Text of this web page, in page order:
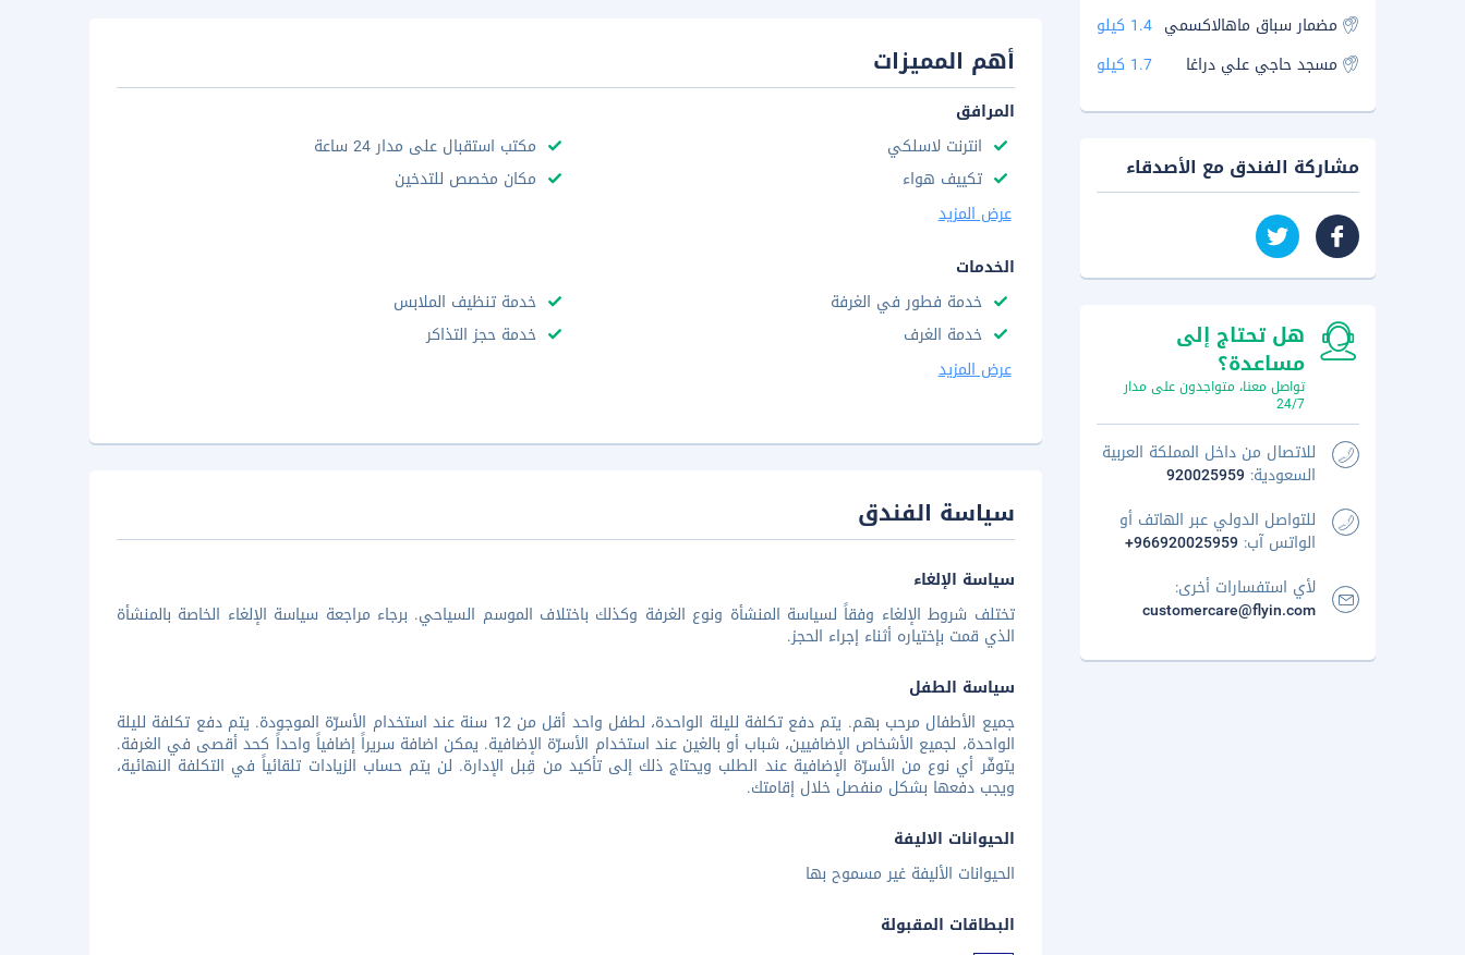
أهم المميزات
المرافق
انترنت لاسلكي
مكتب استقبال على مدار 24 ساعة
تكييف هواء
مكان مخصص للتدخين
عرض المزيد
الخدمات
خدمة فطور في الغرفة
خدمة تنظيف الملابس
خدمة الغرف
خدمة حجز التذاكر
عرض المزيد
سياسة الفندق
سياسة الإلغاء
تختلف شروط الإلغاء وفقاً لسياسة المنشأة ونوع الغرفة وكذلك باختلاف الموسم السياحي. برجاء مراجعة سياسة الإلغاء الخاصة بالمنشأة
الذي قمت بإختياره أثناء إجراء الحجز.
سياسة الطفل
جميع الأطفال مرحب بهم. يتم دفع تكلفة لليلة الواحدة، لطفل واحد أقل من 12 سنة عند استخدام الأسرّة الموجودة. يتم دفع تكلفة لليلة
الواحدة، لجميع الأشخاص الإضافيين، شباب أو بالغين عند استخدام الأسرّة الإضافية. يمكن اضافة سريراً إضافياً واحداً كحد أقصى في الغرفة.
يتوفّر أي نوع من الأسرّة الإضافية عند الطلب ويحتاج ذلك إلى تأكيد من قِبل الإدارة. لن يتم حساب الزيادات تلقائياً في التكلفة النهائية،
ويجب دفعها بشكل منفصل خلال إقامتك.
الحيوانات الاليفة
الحيوانات الأليفة غير مسموح بها
البطاقات المقبولة
مضمار سباق ماهالاكسمي 1.4 كيلو
مسجد حاجي علي دراغا
1.7 كيلو
مشاركة الفندق مع الأصدقاء
هل تحتاج إلى
مساعدة؟
تواصل معنا، متواجدون على مدار
24/7
للاتصال من داخل المملكة العربية
السعودية: 920025959
للتواصل الدولي عبر الهاتف أو
الواتس آب: +966920025959
لأي استفسارات أخرى:
customercare@flyin.com